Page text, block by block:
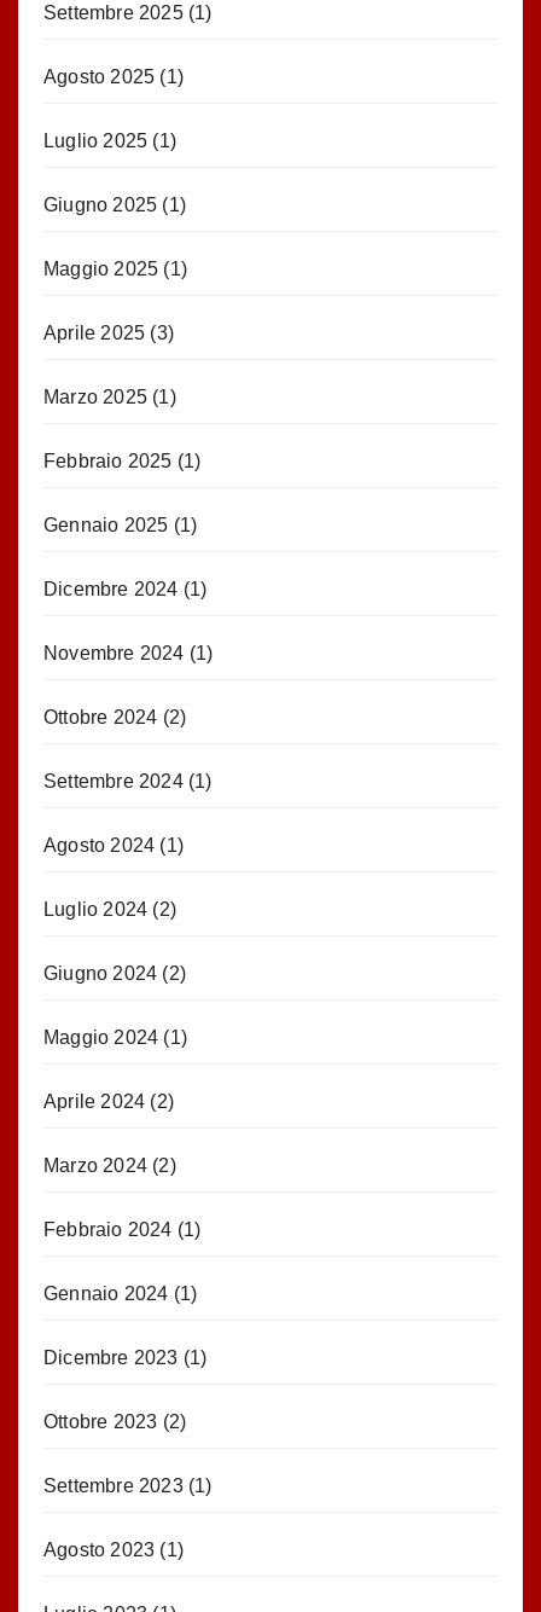
Settembre 2025(1)
Agosto 2025 (1)
Luglio 2025 (1)
Giugno 2025 (1)
Maggio 2025 (1)
Aprile 2025 (3)
Marzo 2025 (1)
Febbraio 2025 (1)
Gennaio 2025 (1)
Dicembre 2024 (1)
Novembre 2024 (1)
Ottobre 2024 (2)
Settembre 2024(1)
Agosto 2024 (1)
Luglio 2024 (2)
Giugno 2024 (2)
Maggio 2024 (1)
Aprile 2024 (2)
Marzo 2024 (2)
Febbraio 2024 (1)
Gennaio 2024 (1)
Dicembre 2023 (1)
Ottobre 2023 (2)
Settembre 2023(1)
Agosto 2023 (1)